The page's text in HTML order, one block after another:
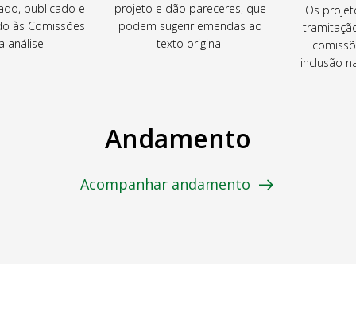
publicado e
às Comissões
análise
projeto e dão pareceres, que
podem sugerir emendas ao
texto original
Os
inclusão
Andamento
Acompanhar andamento